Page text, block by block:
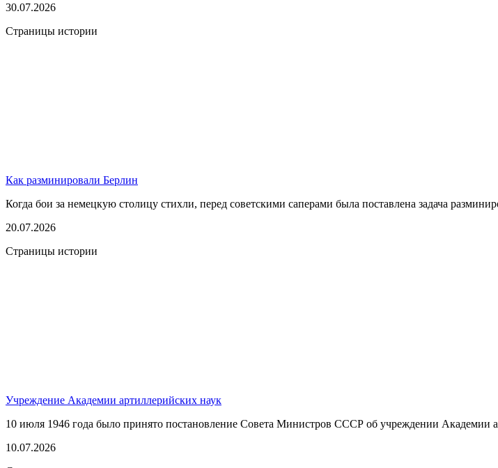
30.07.2026
Страницы истории
Как разминировали Берлин
Когда бои за немецкую столицу стихли, перед советскими саперами была поставлена задача
20.07.2026
Страницы истории
Учреждение Академии артиллерийских наук
10 июля 1946 года было принято постановление Совета Министров СССР об учреждении Академии
10.07.2026